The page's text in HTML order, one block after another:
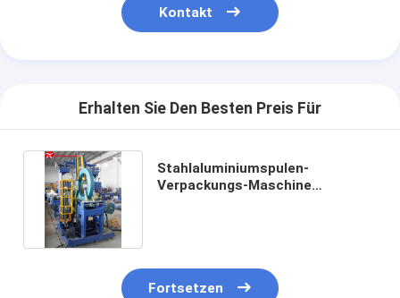
Kontakt
Erhalten Sie Den Besten Preis Für
Stahlaluminiumspulen-
Verpackungs-Maschine
Fortsetzen